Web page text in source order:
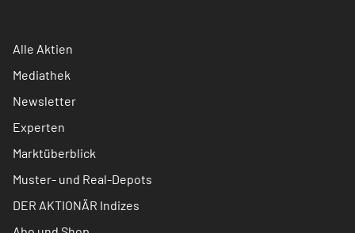
Alle Aktien
Mediathek
Newsletter
Experten
Marktüberblick
Muster- und Real-Depots
DER AKTIONÄR Indizes